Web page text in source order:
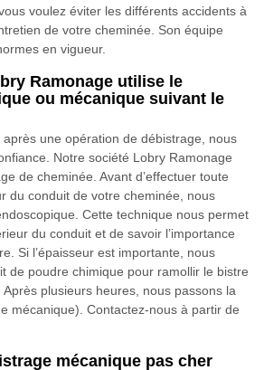
voulez éviter les différents accidents à
de votre cheminée. Son équipe
en vigueur.
Ramonage utilise le
ou mécanique suivant le
une opération de débistrage, nous
Notre société Lobry Ramonage
de cheminée. Avant d’effectuer toute
du conduit de votre cheminée, nous
Cette technique nous permet
du conduit et de savoir l’importance
Si l’épaisseur est importante, nous
de poudre chimique pour ramollir le bistre
plusieurs heures, nous passons la
mécanique). Contactez-nous à partir de
mécanique pas cher